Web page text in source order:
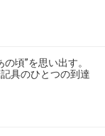
頃”を思い出す。
具のひとつの到達